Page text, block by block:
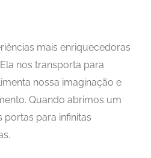
mais enriquecedoras
nos transporta para
nossa imaginação e
Quando abrimos um
portas para infinitas